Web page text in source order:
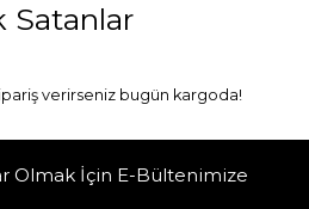
Satanlar
verirseniz bugün kargoda!
Olmak İçin E-Bültenimize